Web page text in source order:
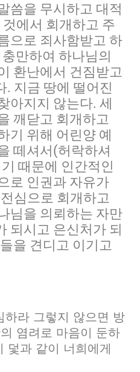
씀을 무시하고 대적
에서 회개하고 주
으로 죄사함받고 하
만하여 하나님의
환난에서 건짐받고
. 지금 땅에 떨어진
아지지 않는다. 세
깨닫고 회개하고
기 위해 어린양 예
떼셔서(허락하셔
때문에 인간적인
로 인권과 자유가
심으로 회개하고
님을 의뢰하는 자만
되시고 은신처가 되
을 견디고 이기고
하라 그렇지 않으면 방
염려로 마음이 둔하
덫과 같이 너희에게